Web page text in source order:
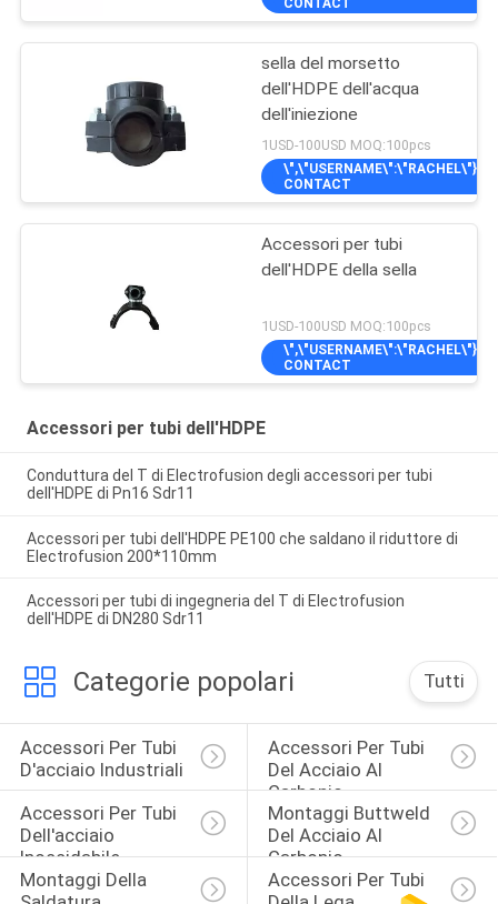
CONTACT
sella del morsetto
dell'HDPE dell'acqua
dell'iniezione
1USD-100USD MOQ:100pcs
CONTACT
Accessori per tubi
dell'HDPE della sella
1USD-100USD MOQ:100pcs
CONTACT
Accessori per tubi dell'HDPE
Conduttura del T di Electrofusion degli accessori per tubi
dell'HDPE di Pn16 Sdr11
Accessori per tubi dell'HDPE PE100 che saldano il riduttore di
Electrofusion 200*110mm
Accessori per tubi di ingegneria del T di Electrofusion
dell'HDPE di DN280 Sdr11
Categorie popolari Tutti
Accessori Per Tubi
D'acciaio Industriali
Accessori Per Tubi
Del Acciaio Al
Carbonio
Accessori Per Tubi
Dell'acciaio
Inossidabile
Montaggi Buttweld
Del Acciaio Al
Carbonio
Montaggi Della
Accessori Per Tubi